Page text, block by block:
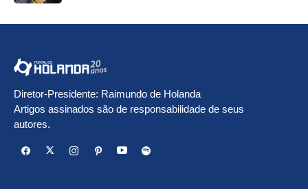
Diretor-Presidente: Raimundo de Holanda
Artigos assinados são de responsabilidade de seus
autores.